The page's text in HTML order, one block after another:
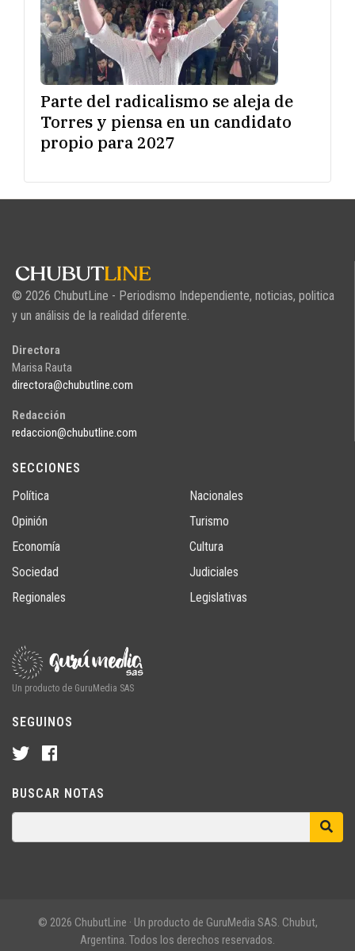
Parte del radicalismo se aleja de
Torres y piensa en un candidato
propio para 2027
© 2026 ChubutLine - Periodismo Independiente, noticias, politica
y un análisis de la realidad diferente.
Directora
Marisa Rauta
directora@chubutline.com
Redacción
redaccion@chubutline.com
SECCIONES
Política
Opinión
Economía
Sociedad
Regionales
Nacionales
Turismo
Cultura
Judiciales
Legislativas
Un producto de GuruMedia SAS
SEGUINOS
BUSCAR NOTAS
© 2026 ChubutLine · Un producto de GuruMedia SAS. Chubut,
Argentina. Todos los derechos reservados.